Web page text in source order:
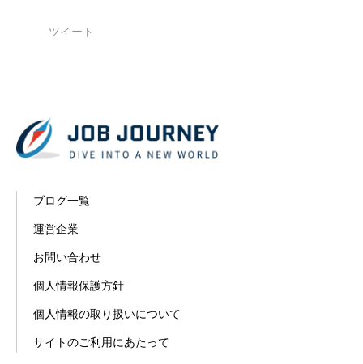
ツイート
ブログ一覧
運営企業
お問い合わせ
個人情報保護方針
個人情報の取り扱いについて
サイトのご利用にあたって